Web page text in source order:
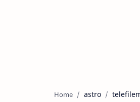
Home astro